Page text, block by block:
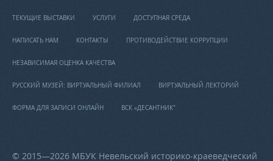
ТЕКУЩИЕ ВЫСТАВКИ УСЛУГИ ДОСТУПНАЯ СРЕДА
НАПИСАТЬ НАМ КОНТАКТЫ ПРОТИВОДЕЙСТВИЕ КОРРУПЦИИ
НЕЗАВИСИМАЯ ОЦЕНКА КАЧЕСТВА
РУССКИЙ МУЗЕЙ: ВИРТУАЛЬНЫЙ ФИЛИАЛ ВИРТУАЛЬНЫЙ ЛЕКТОРИЙ
ФОРМА ДЛЯ ЗАПИСИ ОНЛАЙН ВСК «ДЕСАНТНИК"
© 2015—2026 МБУК Невельский историко-краеведческий